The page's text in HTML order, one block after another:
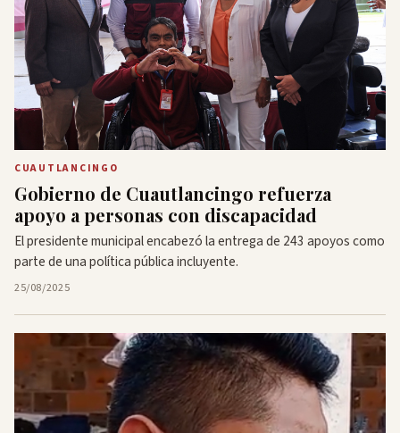
CUAUTLANCINGO
Gobierno de Cuautlancingo refuerza
apoyo a personas con discapacidad
El presidente municipal encabezó la entrega de 243 apoyos como
parte de una política pública incluyente.
25/08/2025